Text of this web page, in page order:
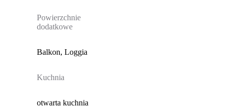
Powierzchnie
dodatkowe
Balkon, Loggia
Kuchnia
otwarta kuchnia